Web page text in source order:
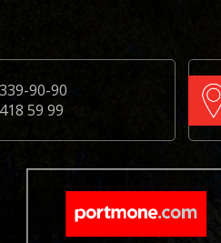
90-90
59 99